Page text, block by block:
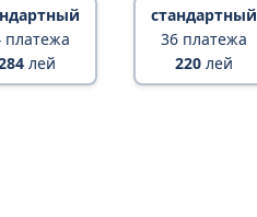
платежа
лей
стандартный
36 платежа
220лей